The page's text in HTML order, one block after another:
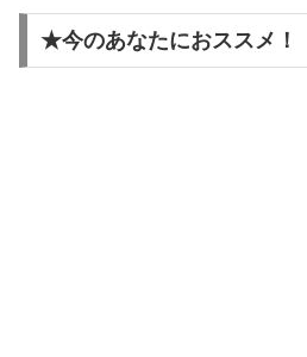
★今のあなたにおススメ！